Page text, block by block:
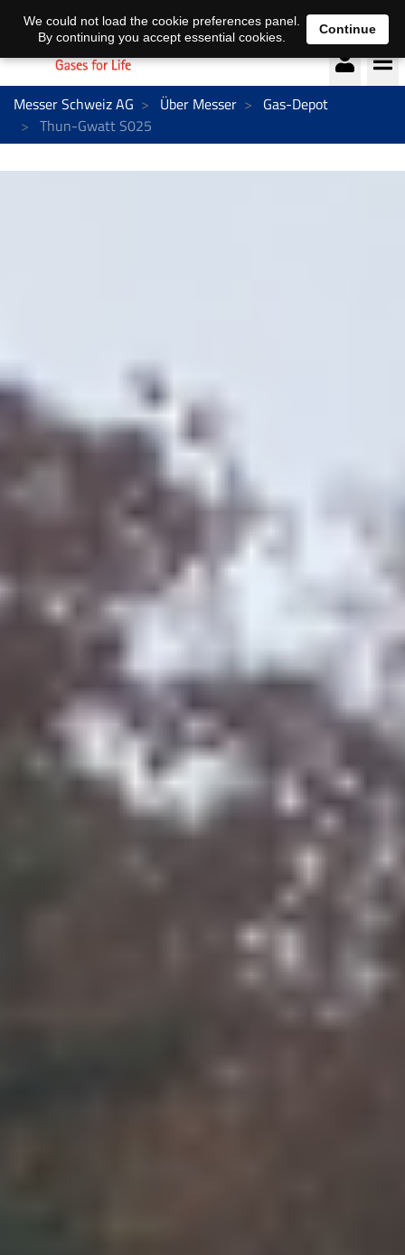
Deutsch français
Messer Schweiz AG Über Messer
Gas-Depot
Thun-Gwatt S025
We could not load the cookie preferences panel.
By continuing you accept essential cookies.
Continue